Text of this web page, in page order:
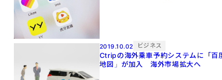
2019.10.02 ビジネス
Ctripの海外乗車予約システムに「百
地図」が加入 海外市場拡大へ